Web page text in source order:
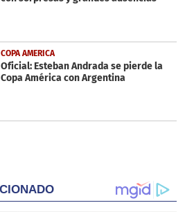
COPA AMERICA
Oficial: Esteban Andrada se pierde la
Copa América con Argentina